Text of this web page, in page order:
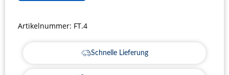
Artikelnummer: FT.4
Schnelle Lieferung